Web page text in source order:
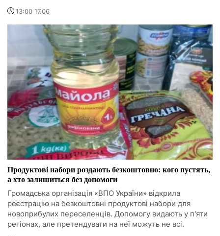
13:00 17.06
Продуктові набори роздають безкоштовно: кого пустять,
а хто залишиться без допомоги
Громадська організація «ВПО України» відкрила
реєстрацію на безкоштовні продуктові набори для
новоприбулих переселенців. Допомогу видають у п'яти
регіонах, але претендувати на неї можуть не всі.